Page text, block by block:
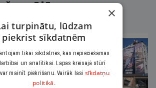
žurnālā
palika nesodīta par
kampaņu
×
turpinātu, lūdzam
piekrist sīkdatnēm
tikai sīkdatnes, kas nepieciešamas
un analītikai. Lapas kreisajā stūrī
mainīt piekrišanu. Vairāk lasi sīkdatņu
politikā.